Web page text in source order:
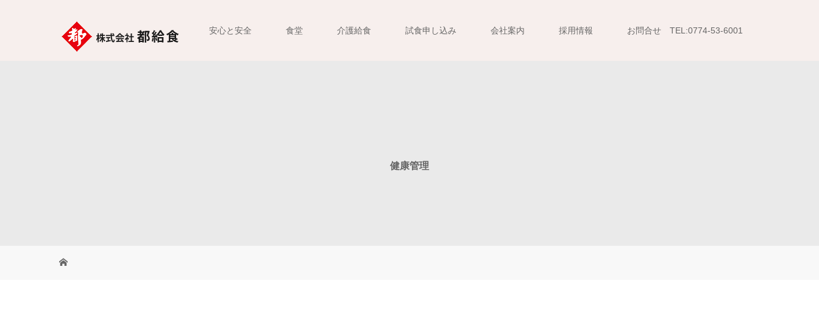
安心と安全 食堂 介護給食 試食申し込み 会社案内 採用情報 お問合せ TEL:0774-53-6001
健康管理